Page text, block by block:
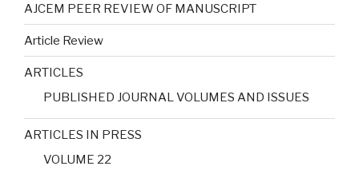
AJCEM PEER REVIEW OF MANUSCRIPT
Article Review
ARTICLES
PUBLISHED JOURNAL VOLUMES AND ISSUES
ARTICLES IN PRESS
VOLUME 22